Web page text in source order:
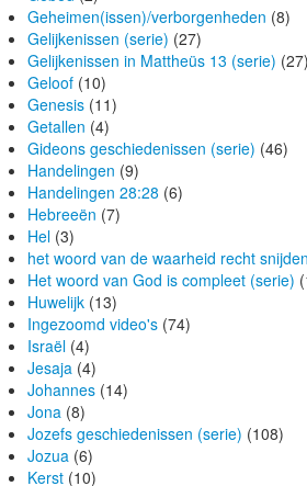
Geheimen(issen)/verborgenheden (8)
Gelijkenissen (serie) (27)
Gelijkenissen in Mattheüs 13 (serie) (27)
Geloof (10)
Genesis (11)
Getallen (4)
Gideons geschiedenissen (serie) (46)
Handelingen (9)
Handelingen 28:28 (6)
Hebreeën (7)
Hel (3)
het woord van de waarheid recht
Het woord van God is compleet (serie)
Huwelijk (13)
Ingezoomd video's (74)
Israël (4)
Jesaja (4)
Johannes (14)
Jona (8)
Jozefs geschiedenissen (serie) (108)
Jozua (6)
Kerst (10)